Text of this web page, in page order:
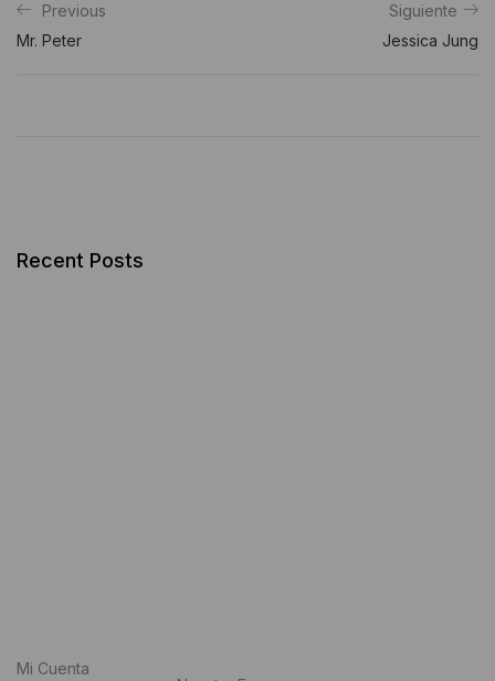
Previous
Mr. Peter
Siguiente
Jessica Jung
Recent Posts
Mi Cuenta